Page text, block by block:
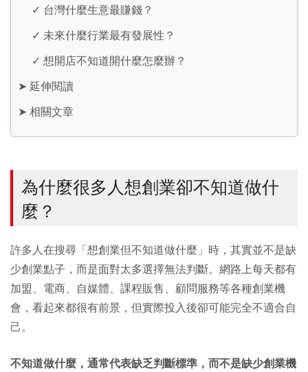
✓ 台灣什麼生意最賺錢？
✓ 未來什麼行業最有發展性？
✓ 想開店不知道開什麼怎麼辦？
➤ 延伸閱讀
➤ 相關文章
為什麼很多人想創業卻不知道做什
麼？
許多人在搜尋「想創業但不知道做什麼」時，其實並不是缺
少創業點子，而是面對太多選擇無法判斷。網路上每天都有
加盟、電商、自媒體、課程販售、顧問服務等各種創業機
會，看起來都很有前景，但實際投入後卻可能完全不適合自
己。
不知道做什麼，通常代表缺乏判斷標準，而不是缺少創業機